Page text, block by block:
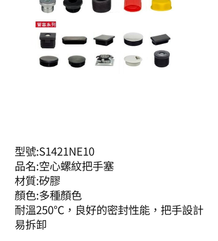
型號:S1421NE10
品名:空心螺紋把手塞
材質:矽膠
顏色:多種顏色
耐溫250℃，良好的密封性能，把手設計
易拆卸